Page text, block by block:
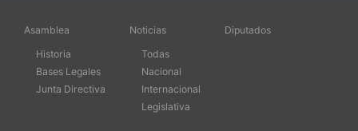
Asamblea
Historia
Bases Legales
Junta Directiva
Noticias
Todas
Nacional
Internacional
Legislativa
Diputados